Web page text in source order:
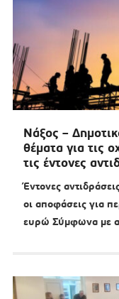
Νάξος –
θέματα για τις
τις έντονες
Έντονες
οι αποφάσεις για
ευρώ Σύμφωνα με